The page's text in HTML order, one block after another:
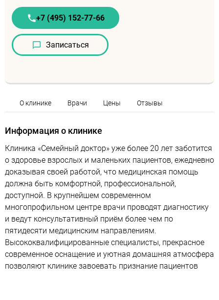
+7 (495) 152-77-66
Записаться
О клинике Врачи Цены Отзывы
Информация о клинике
Клиника «Семейный доктор» уже более 20 лет заботится
о здоровье взрослых и маленьких пациентов, ежедневно
доказывая своей работой, что медицинская помощь
должна быть комфортной, профессиональной,
доступной. В крупнейшем современном
многопрофильном центре врачи проводят диагностику
и ведут консультативный приём более чем по
пятидесяти медицинским направлениям.
Высококвалифицированные специалисты, прекрасное
современное оснащение и уютная домашняя атмосфера
позволяют клинике завоевать признание пациентов